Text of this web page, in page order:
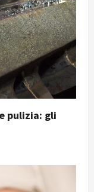
pulizia: gli